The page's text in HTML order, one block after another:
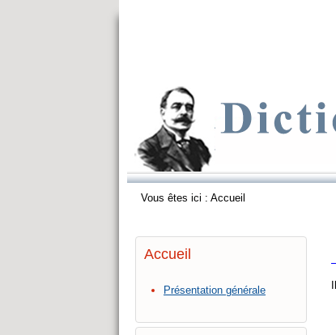
Vous êtes ici : Accueil
Accueil
Présentation générale